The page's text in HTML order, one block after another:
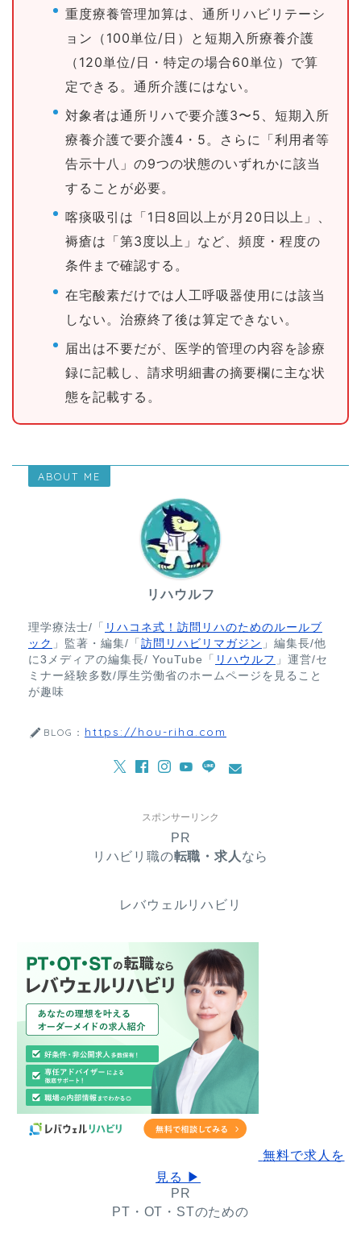
重度療養管理加算は、通所リハビリテーシ
ョン（100単位/日）と短期入所療養介護
（120単位/日・特定の場合60単位）で算
定できる。通所介護にはない。
対象者は通所リハで要介護3〜5、短期入所
療養介護で要介護4・5。さらに「利用者等
告示十八」の9つの状態のいずれかに該当
することが必要。
喀痰吸引は「1日8回以上が月20日以上」、
褥瘡は「第3度以上」など、頻度・程度の
条件まで確認する。
在宅酸素だけでは人工呼吸器使用には該当
しない。治療終了後は算定できない。
届出は不要だが、医学的管理の内容を診療
録に記載し、請求明細書の摘要欄に主な状
態を記載する。
ABOUT ME
リハウルフ
理学療法士/「 リハコネ式！訪問リハのためのルールブ
ック 」監著・編集/「 訪問リハビリマガジン 」編集長/他
に3メディアの編集長/ YouTube「 リハウルフ 」運営/セ
ミナー経験多数/厚生労働省のホームページを見ること
が趣味
BLOG： https://hou-riha.com
スポンサーリンク
PR
リハビリ職の転職・求人 なら
レバウェルリハビリ
無料で求人を
見る ▶
PR
PT・OT・STのための